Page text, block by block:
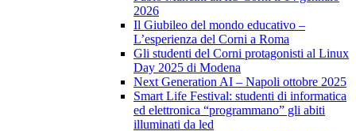
2026
Il Giubileo del mondo educativo –
L’esperienza del Corni a Roma
Gli studenti del Corni protagonisti al Linux
Day 2025 di Modena
Next Generation AI – Napoli ottobre 2025
Smart Life Festival: studenti di informatica
ed elettronica “programmano” gli abiti
illuminati da led